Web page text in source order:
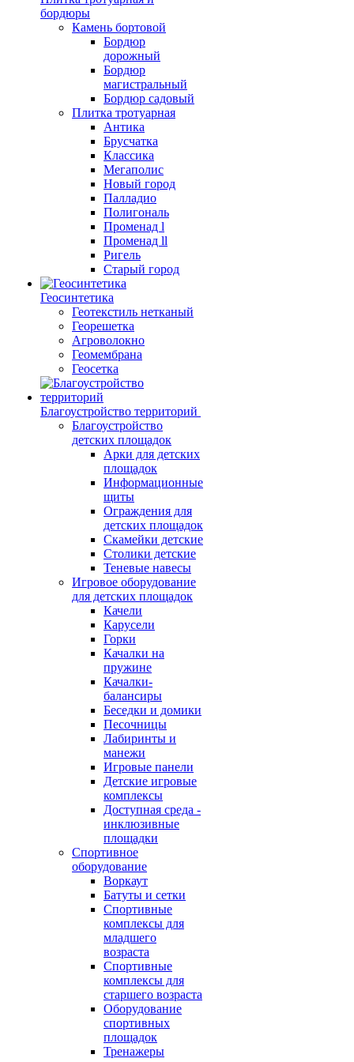
бордюры
Камень бортовой
Бордюр
дорожный
Бордюр
магистральный
Бордюр садовый
Плитка тротуарная
Антика
Брусчатка
Классика
Мегаполис
Новый город
Палладио
Полигональ
Променад l
Променад ll
Ригель
Старый город
Геосинтетика
Геотекстиль нетканый
Георешетка
Агроволокно
Геомембрана
Геосетка
Благоустройство территорий
Благоустройство
детских площадок
Арки для детских
площадок
Информационные
щиты
Ограждения для
детских площадок
Скамейки детские
Столики детские
Теневые навесы
Игровое оборудование
для детских площадок
Качели
Карусели
Горки
Качалки на
пружине
Качалки-
балансиры
Беседки и домики
Песочницы
Лабиринты и
манежи
Игровые панели
Детские игровые
комплексы
Доступная среда -
инклюзивные
площадки
Спортивное
оборудование
Воркаут
Батуты и сетки
Спортивные
комплексы для
младшего
возраста
Спортивные
комплексы для
старшего возраста
Оборудование
спортивных
площадок
Тренажеры